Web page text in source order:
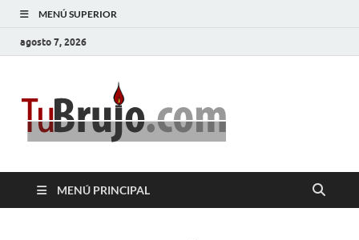
MENÚ SUPERIOR
agosto 7, 2026
MENÚ PRINCIPAL